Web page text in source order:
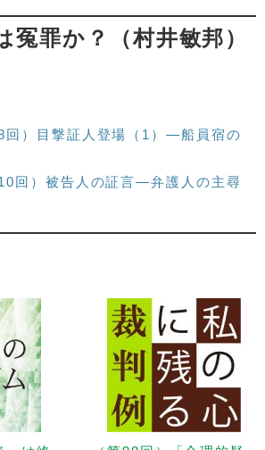
冤罪か？（村井敏邦）
回）目撃証人登場（1）―船員宿の
回）被告人の証言―弁護人の主尋